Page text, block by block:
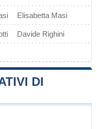
Elisabetta Masi
Davide Righini
DI